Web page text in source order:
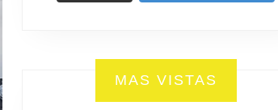
MAS VISTAS